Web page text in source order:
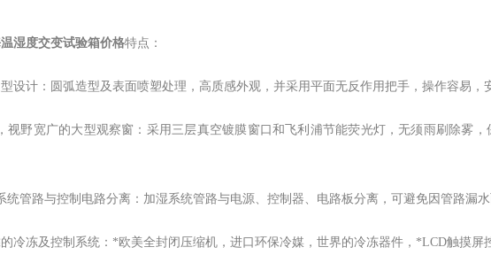
湿度交变试验箱价格特点：
设计：圆弧造型及表面喷塑处理，高质感外观，并采用平面无反作用把手，操作容易，
视野宽广的大型观察窗：采用三层真空镀膜窗口和飞利浦节能荧光灯，无须雨刷除雾
统管路与控制电路分离：加湿系统管路与电源、控制器、电路板分离，可避免因管路漏水
冷冻及控制系统：*欧美全封闭压缩机，进口环保冷媒，世界的冷冻器件，*LCD触摸屏